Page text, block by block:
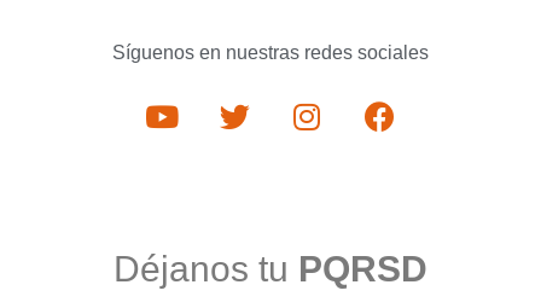
Síguenos en nuestras redes sociales
Déjanos tu PQRSD